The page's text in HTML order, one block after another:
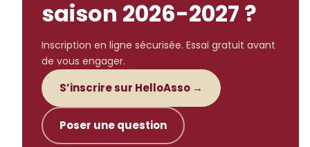
saison 2026-2027 ?
Inscription en ligne sécurisée. Essai gratuit avant
de vous engager.
S’inscrire sur HelloAsso →
Poser une question